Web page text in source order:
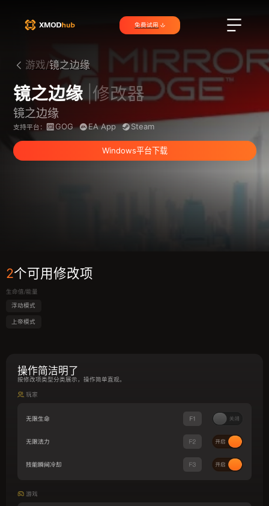
免费试用
游戏/镜之边缘
镜之边缘 |修改器
镜之边缘
支持平台： GOG EA App Steam
Windows平台下载
2个可用修改项
生命值/能量
浮动模式
上帝模式
操作简洁明了
按修改项类型分类展示，操作简单直观。